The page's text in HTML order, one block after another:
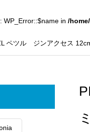
WP_Error::$name in /
ペツル ジンアクセス